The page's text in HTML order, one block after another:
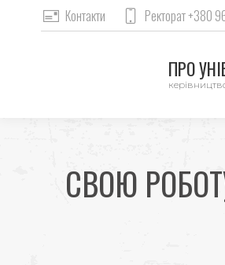
Контакти Ректорат +380
ПРО
СВОЮ